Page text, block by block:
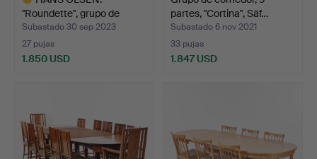
"Roundette", grupo de
comedor,…
Subastado 30 sep 2023
27 pujas
1.850 USD
partes, "Cortina", Säf…
Subastado 6 nov 2021
33 pujas
1.847 USD